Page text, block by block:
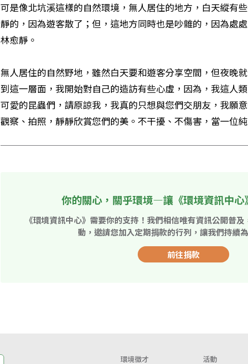
可是像北坑溪這樣的自然環境，無人居住的地方，白天縱有
靜的，因為遊客散了；但，這地方同時也是吵雜的，因為處
林愈靜。
無人居住的自然野地，雖然白天要和遊客分享空間，但夜晚
到這一層面，我開始對自己的造訪有些心虛，因為，我這人
可愛的昆蟲們，請原諒我，我真的只想與您們交朋友，我願
觀察、拍照，靜靜欣賞您們的美。不干擾、不傷害，當一位
你的關心，關乎環境—讓《環境資訊中心
《環境資訊中心》需要你的支持！我們相信唯有資訊公開普
動，邀請您加入定期捐款的行列，讓我們持續
前往捐款
環境徵才 活動